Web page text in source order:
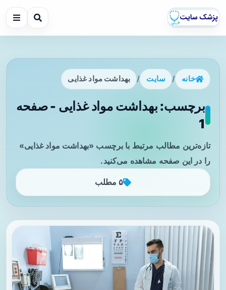
خانه / سایت / بهداشت مواد غذایی
برچسب: بهداشت مواد غذایی - صفحه
1
تازه‌ترین مطالب مرتبط با برچسب «بهداشت مواد غذایی»
را در این صفحه مشاهده می‌کنید.
۵ مطلب